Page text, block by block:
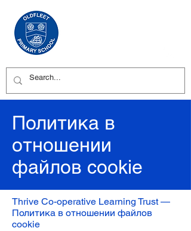
Политика в
отношении
файлов cookie
Thrive Co-operative Learning Trust —
Политика в отношении файлов
cookie